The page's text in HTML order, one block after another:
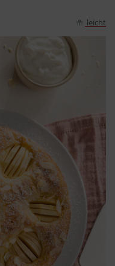
leicht